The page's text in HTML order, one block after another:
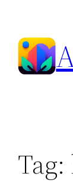
content
Tag: